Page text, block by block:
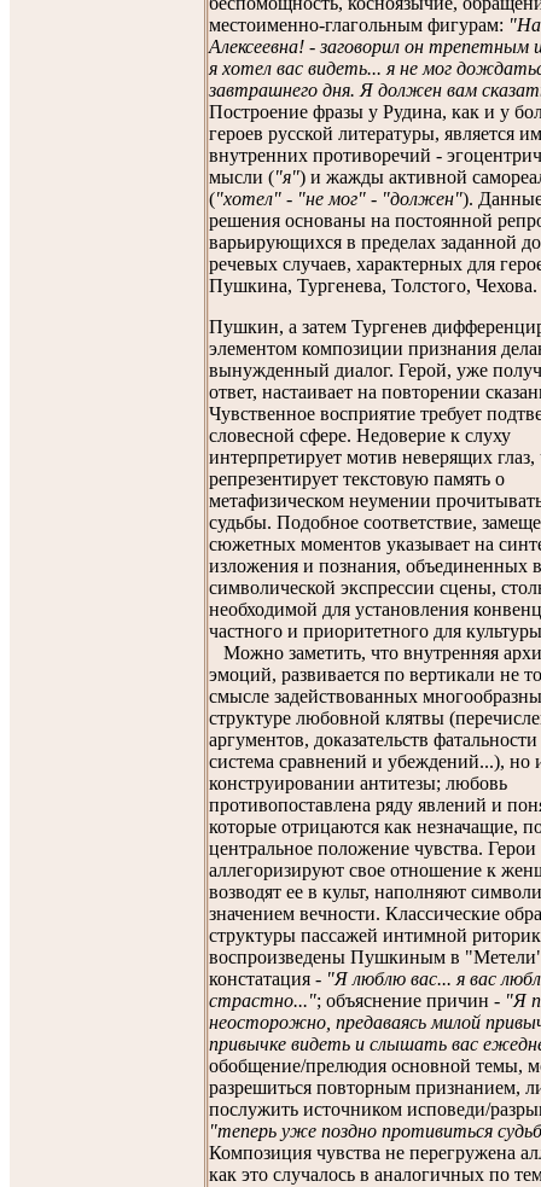
местоименно-глагольным фигурам:
Алексеевна! - заговорил он
я хотел вас видеть... я не мог
завтрашнего дня. Я должен вам
Построение фразы у Рудина, как и у
героев русской литературы, является
внутренних противоречий -
мысли ("я") и жажды активной
("хотел" - "не мог" - "должен").
решения основаны на постоянной
варьирующихся в пределах заданной
речевых случаев, характерных для
Пушкина, Тургенева, Толстого, Чехова.
Пушкин, а затем Тургенев
элементом композиции признания
вынужденный диалог. Герой, уже
ответ, настаивает на повторении
Чувственное восприятие требует
словесной сфере. Недоверие к слуху
интерпретирует мотив неверящих глаз,
репрезентирует текстовую память о
метафизическом неумении
судьбы. Подобное соответствие,
сюжетных моментов указывает на
изложения и познания, объединенных в
символической экспрессии сцены,
необходимой для установления
частного и приоритетного для
Можно заметить, что внутренняя
эмоций, развивается по вертикали не
смысле задействованных
структуре любовной клятвы
аргументов, доказательств
система сравнений и убеждений...), но
конструировании антитезы; любовь
противопоставлена ряду явлений и
которые отрицаются как незначащие,
центральное положение чувства. Герои
аллегоризируют свое отношение к
возводят ее в культ, наполняют
значением вечности. Классические
структуры пассажей интимной
воспроизведены Пушкиным в
констатация - "Я люблю вас... я вас
страстно..."; объяснение причин - "Я
неосторожно, предаваясь милой
привычке видеть и слышать вас
обобщение/прелюдия основной темы,
разрешиться повторным признанием,
послужить источником исповеди/
"теперь уже поздно противиться
Композиция чувства не перегружена
как это случалось в аналогичных по